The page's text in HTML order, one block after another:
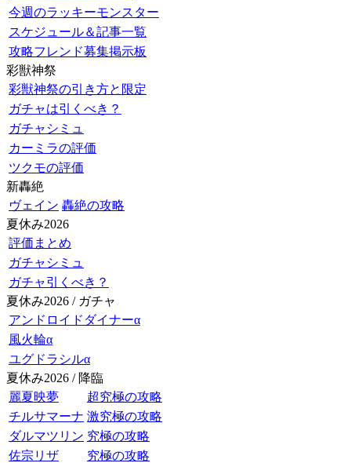
今週のラッキーモンスター
スケジュール＆記事一覧
攻略フレンド募集掲示板
彩獣神祭
彩獣神祭の引き方と限定
ガチャは引くべき？
ガチャシミュ
カーミラの評価
ツクモの評価
新轟絶
ヴェイン 轟絶の攻略
夏休み2026
評価まとめ
ガチャシミュ
ガチャ引くべき？
夏休み2026 / ガチャ
アンドロイドダイナーα
風火輪α
ユグドラシルα
夏休み2026 / 降臨
麗夏映夢
超究極の攻略
チルサマーナ 激究極の攻略
ダルマツリン 究極の攻略
佐宗リザ
究極の攻略